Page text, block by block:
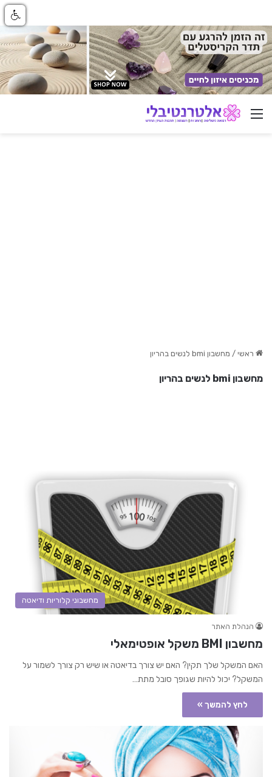
ניווט באתר
ראשי / מחשבון bmi לנשים בהריון
מחשבון bmi לנשים בהריון
מחשבוני קלוריות ודיאטה
הנהלת האתר
מחשבון BMI משקל אופטימאלי
האם המשקל שלך תקין? האם יש צורך בדיאטה או שיש רק צורך לשמור על
המשקל? יכול להיות שגופך סובל מתת…
לחץ להמשך »